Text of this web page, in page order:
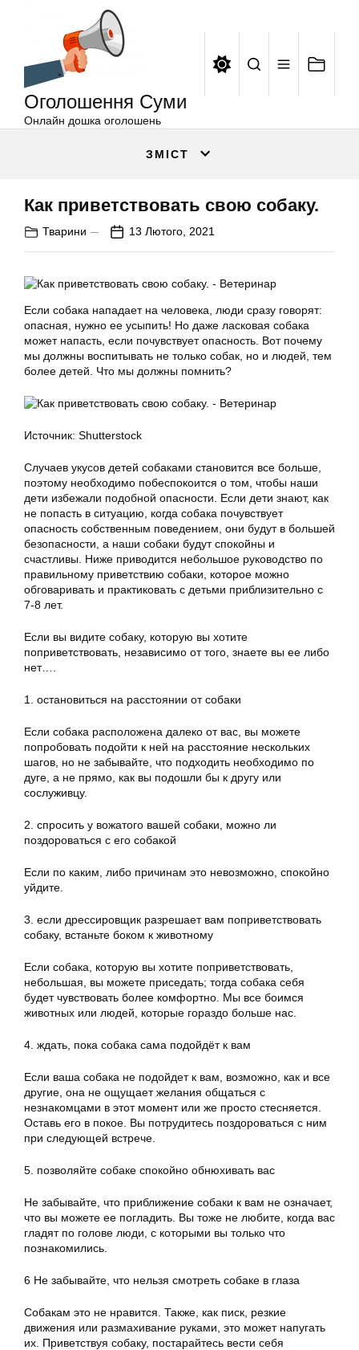
Оголошення Суми
Онлайн дошка оголошень
ЗМІСТ
Как приветствовать свою собаку.
Тварини 13 Лютого, 2021
Если собака нападает на человека, люди сразу говорят:
опасная, нужно ее усыпить! Но даже ласковая собака
может напасть, если почувствует опасность. Вот почему
мы должны воспитывать не только собак, но и людей, тем
более детей. Что мы должны помнить?
Источник: Shutterstock
Случаев укусов детей собаками становится все больше,
поэтому необходимо побеспокоится о том, чтобы наши
дети избежали подобной опасности. Если дети знают, как
не попасть в ситуацию, когда собака почувствует
опасность собственным поведением, они будут в большей
безопасности, а наши собаки будут спокойны и
счастливы. Ниже приводится небольшое руководство по
правильному приветствию собаки, которое можно
обговаривать и практиковать с детьми приблизительно с
7-8 лет.
Если вы видите собаку, которую вы хотите
поприветствовать, независимо от того, знаете вы ее либо
нет….
1. остановиться на расстоянии от собаки
Если собака расположена далеко от вас, вы можете
попробовать подойти к ней на расстояние нескольких
шагов, но не забывайте, что подходить необходимо по
дуге, а не прямо, как вы подошли бы к другу или
сослуживцу.
2. спросить у вожатого вашей собаки, можно ли
поздороваться с его собакой
Если по каким, либо причинам это невозможно, спокойно
уйдите.
3. если дрессировщик разрешает вам поприветствовать
собаку, встаньте боком к животному
Если собака, которую вы хотите поприветствовать,
небольшая, вы можете приседать; тогда собака себя
будет чувствовать более комфортно. Мы все боимся
животных или людей, которые гораздо больше нас.
4. ждать, пока собака сама подойдёт к вам
Если ваша собака не подойдет к вам, возможно, как и все
другие, она не ощущает желания общаться с
незнакомцами в этот момент или же просто стесняется.
Оставь его в покое. Вы потрудитесь поздороваться с ним
при следующей встрече.
5. позволяйте собаке спокойно обнюхивать вас
Не забывайте, что приближение собаки к вам не означает,
что вы можете ее погладить. Вы тоже не любите, когда вас
гладят по голове люди, с которыми вы только что
познакомились.
6 Не забывайте, что нельзя смотреть собаке в глаза
Собакам это не нравится. Также, как писк, резкие
движения или размахивание руками, это может напугать
их. Приветствуя собаку, постарайтесь вести себя